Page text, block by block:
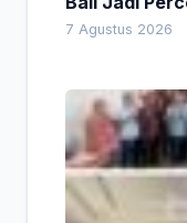
Pembiayaan
7 Agustus 2026